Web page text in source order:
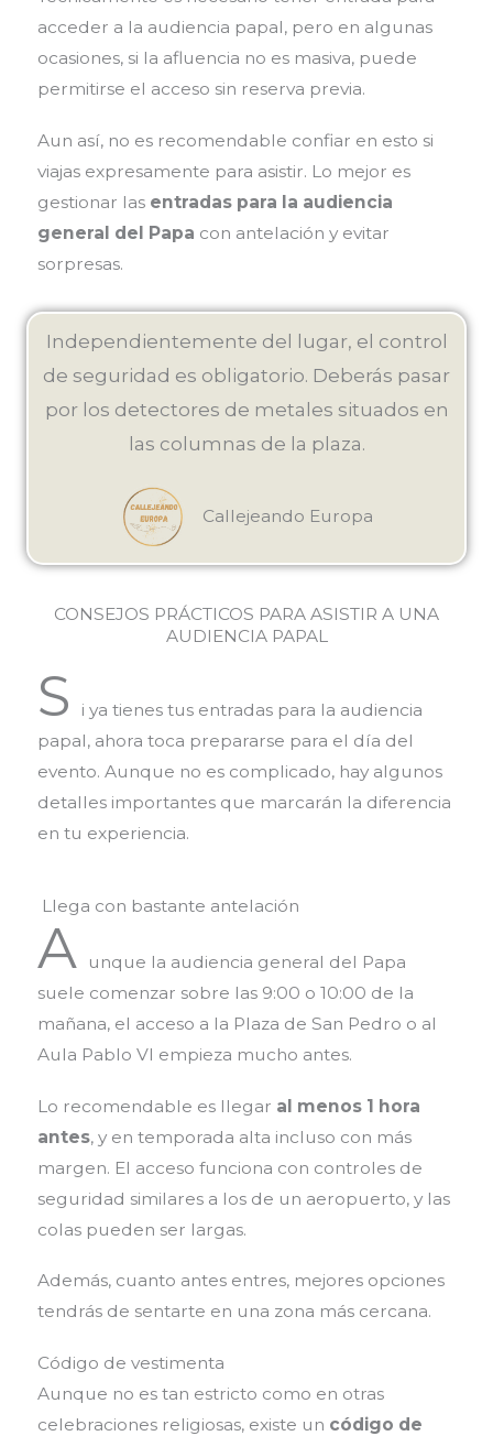
acceder a la audiencia papal, pero en algunas
ocasiones, si la afluencia no es masiva, puede
permitirse el acceso sin reserva previa.
Aun así, no es recomendable confiar en esto si
viajas expresamente para asistir. Lo mejor es
gestionar las entradas para la audiencia
general del Papa con antelación y evitar
sorpresas.
Independientemente del lugar, el control
de seguridad es obligatorio. Deberás pasar
por los detectores de metales situados en
las columnas de la plaza.
Callejeando Europa
CONSEJOS PRÁCTICOS PARA ASISTIR A UNA
AUDIENCIA PAPAL
S
i ya tienes tus entradas para la audiencia
papal, ahora toca prepararse para el día del
evento. Aunque no es complicado, hay algunos
detalles importantes que marcarán la diferencia
en tu experiencia.
Llega con bastante antelación
A
unque la audiencia general del Papa
suele comenzar sobre las 9:00 o 10:00 de la
mañana, el acceso a la Plaza de San Pedro o al
Aula Pablo VI empieza mucho antes.
Lo recomendable es llegar al menos 1 hora
antes, y en temporada alta incluso con más
margen. El acceso funciona con controles de
seguridad similares a los de un aeropuerto, y las
colas pueden ser largas.
Además, cuanto antes entres, mejores opciones
tendrás de sentarte en una zona más cercana.
Código de vestimenta
Aunque no es tan estricto como en otras
celebraciones religiosas, existe un código de